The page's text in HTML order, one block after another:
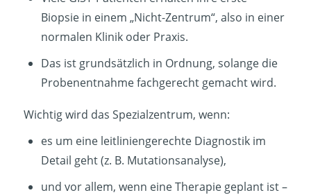
Biopsie in einem „Nicht-Zentrum“, also in einer
normalen Klinik oder Praxis.
Das ist grundsätzlich in Ordnung, solange die
Probenentnahme fachgerecht gemacht wird.
Wichtig wird das Spezialzentrum, wenn:
es um eine leitliniengerechte Diagnostik im
Detail geht (z. B. Mutationsanalyse),
und vor allem, wenn eine Therapie geplant ist –